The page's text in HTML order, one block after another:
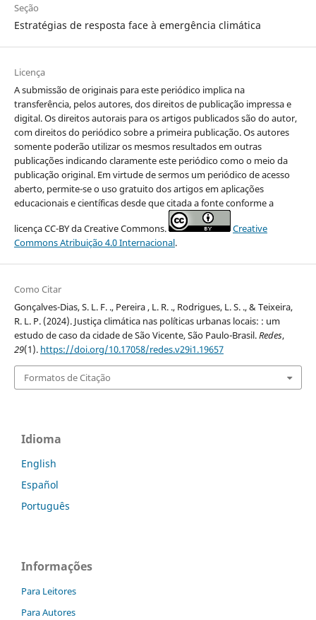
Seção
Estratégias de resposta face à emergência climática
Licença
A submissão de originais para este periódico implica na
transferência, pelos autores, dos direitos de publicação impressa e
digital. Os direitos autorais para os artigos publicados são do autor,
com direitos do periódico sobre a primeira publicação. Os autores
somente poderão utilizar os mesmos resultados em outras
publicações indicando claramente este periódico como o meio da
publicação original. Em virtude de sermos um periódico de acesso
aberto, permite-se o uso gratuito dos artigos em aplicações
educacionais e científicas desde que citada a fonte conforme a
licença CC-BY da Creative Commons.
Creative
Commons Atribuição 4.0 Internacional.
Como Citar
Gonçalves-Dias, S. L. F. ., Pereira , L. R. ., Rodrigues, L. S. ., & Teixeira,
R. L. P. (2024). Justiça climática nas políticas urbanas locais: : um
estudo de caso da cidade de São Vicente, São Paulo-Brasil.Redes,
29(1). https://doi.org/10.17058/redes.v29i1.19657
Formatos de Citação
Idioma
English
Español
Português
Informações
Para Leitores
Para Autores